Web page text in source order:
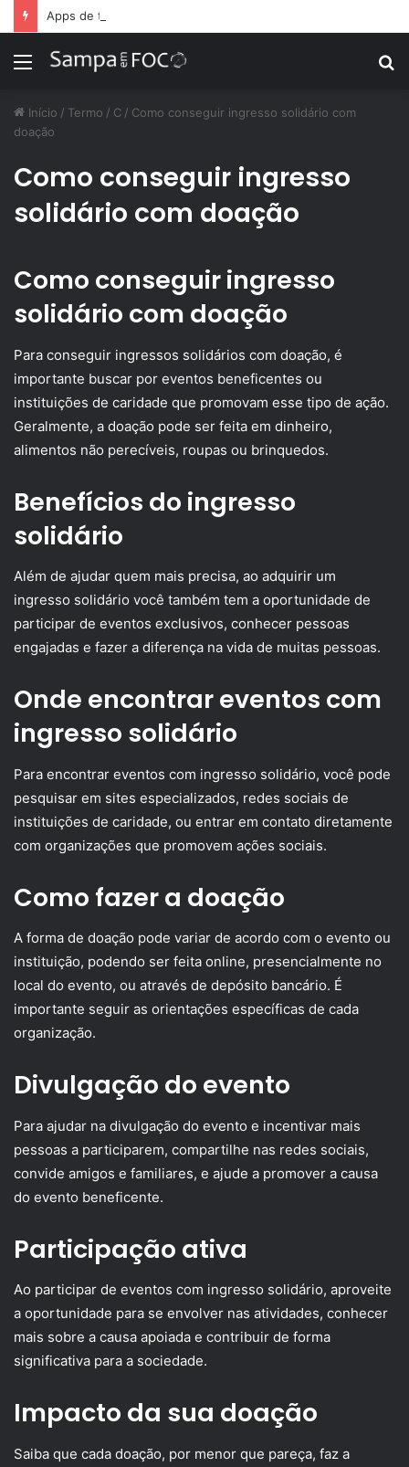
Menu
Início / Termo / C / Como conseguir ingresso solidário com
doação
Como conseguir ingresso
solidário com doação
Como conseguir ingresso
solidário com doação
Para conseguir ingressos solidários com doação, é
importante buscar por eventos beneficentes ou
instituições de caridade que promovam esse tipo de ação.
Geralmente, a doação pode ser feita em dinheiro,
alimentos não perecíveis, roupas ou brinquedos.
Benefícios do ingresso
solidário
Além de ajudar quem mais precisa, ao adquirir um
ingresso solidário você também tem a oportunidade de
participar de eventos exclusivos, conhecer pessoas
engajadas e fazer a diferença na vida de muitas pessoas.
Onde encontrar eventos com
ingresso solidário
Para encontrar eventos com ingresso solidário, você pode
pesquisar em sites especializados, redes sociais de
instituições de caridade, ou entrar em contato diretamente
com organizações que promovem ações sociais.
Como fazer a doação
A forma de doação pode variar de acordo com o evento ou
instituição, podendo ser feita online, presencialmente no
local do evento, ou através de depósito bancário. É
importante seguir as orientações específicas de cada
organização.
Divulgação do evento
Para ajudar na divulgação do evento e incentivar mais
pessoas a participarem, compartilhe nas redes sociais,
convide amigos e familiares, e ajude a promover a causa
do evento beneficente.
Participação ativa
Ao participar de eventos com ingresso solidário, aproveite
a oportunidade para se envolver nas atividades, conhecer
mais sobre a causa apoiada e contribuir de forma
significativa para a sociedade.
Impacto da sua doação
Saiba que cada doação, por menor que pareça, faz a